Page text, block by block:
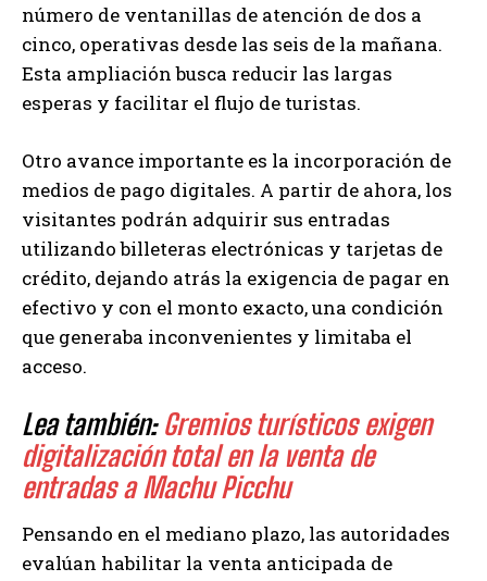
número de ventanillas de atención de dos a
cinco, operativas desde las seis de la mañana.
Esta ampliación busca reducir las largas
esperas y facilitar el flujo de turistas.
Otro avance importante es la incorporación de
medios de pago digitales. A partir de ahora, los
visitantes podrán adquirir sus entradas
utilizando billeteras electrónicas y tarjetas de
crédito, dejando atrás la exigencia de pagar en
efectivo y con el monto exacto, una condición
que generaba inconvenientes y limitaba el
acceso.
Lea también:Gremios turísticos exigen
digitalización total en la venta de
entradas a Machu Picchu
Pensando en el mediano plazo, las autoridades
evalúan habilitar la venta anticipada de